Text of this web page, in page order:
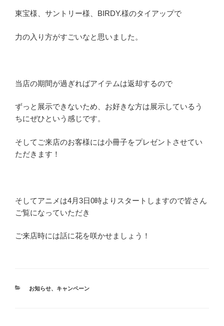
東宝様、サントリー様、BIRDY.様のタイアップで
力の入り方がすごいなと思いました。
当店の期間が過ぎればアイテムは返却するので
ずっと展示できないため、お好きな方は展示しているう
ちにぜひという感じです。
そしてご来店のお客様には小冊子をプレゼントさせてい
ただきます！
そしてアニメは4月3日0時よりスタートしますので皆さん
ご覧になっていただき
ご来店時には話に花を咲かせましょう！
カ
お知らせ、 キャンペーン